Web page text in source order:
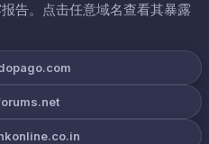
告。点击任意域名查看其暴露